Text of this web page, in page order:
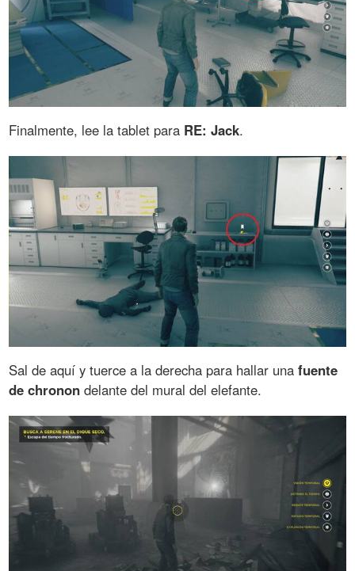
Finalmente, lee la tablet para RE: Jack.
Sal de aquí y tuerce a la derecha para hallar unafuente
de chronon delante del mural del elefante.